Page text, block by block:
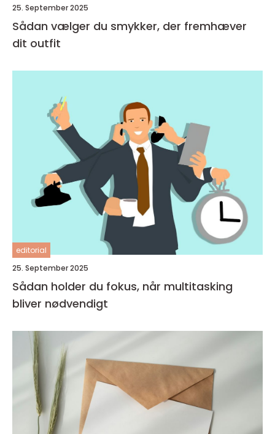
25. September 2025
Sådan vælger du smykker, der fremhæver
dit outfit
editorial
25. September 2025
Sådan holder du fokus, når multitasking
bliver nødvendigt